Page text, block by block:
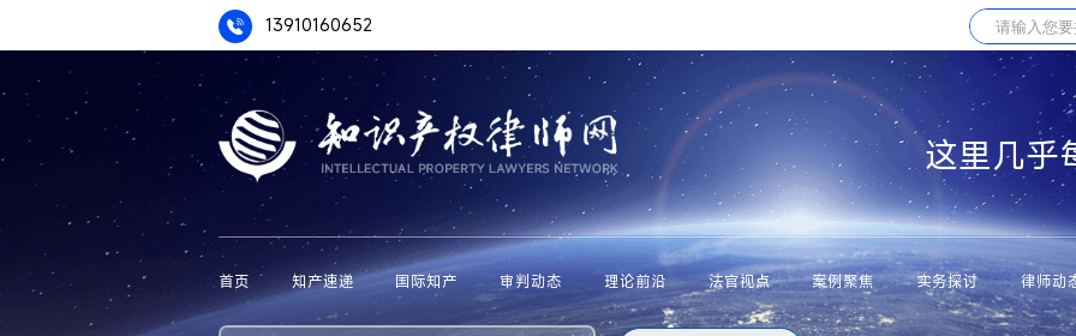
13910160652
这里几乎
首页 知产速递 国际知产 审判动态 理论前沿 法官视点 案例聚焦 实务探讨 律师动